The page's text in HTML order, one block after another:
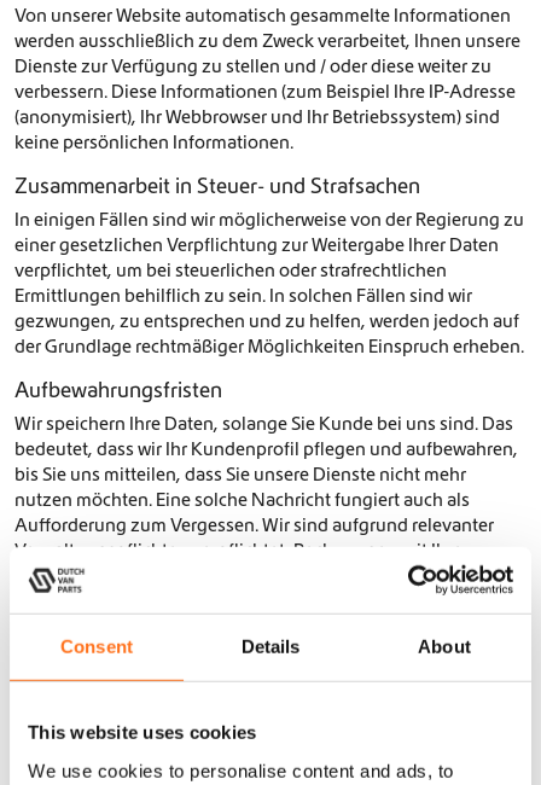
Consent Details About
This website uses cookies
We use cookies to personalise content and ads, to
Von unserer Website automatisch gesammelte Informationen
werden ausschließlich zu dem Zweck verarbeitet, Ihnen unsere
Dienste zur Verfügung zu stellen und / oder diese weiter zu
verbessern. Diese Informationen (zum Beispiel Ihre IP-Adresse
(anonymisiert), Ihr Webbrowser und Ihr Betriebssystem) sind
keine persönlichen Informationen.
Zusammenarbeit in Steuer- und Strafsachen
In einigen Fällen sind wir möglicherweise von der Regierung zu
einer gesetzlichen Verpflichtung zur Weitergabe Ihrer Daten
verpflichtet, um bei steuerlichen oder strafrechtlichen
Ermittlungen behilflich zu sein. In solchen Fällen sind wir
gezwungen, zu entsprechen und zu helfen, werden jedoch auf
der Grundlage rechtmäßiger Möglichkeiten Einspruch erheben.
Aufbewahrungsfristen
Wir speichern Ihre Daten, solange Sie Kunde bei uns sind. Das
bedeutet, dass wir Ihr Kundenprofil pflegen und aufbewahren,
bis Sie uns mitteilen, dass Sie unsere Dienste nicht mehr
nutzen möchten. Eine solche Nachricht fungiert auch als
Aufforderung zum Vergessen. Wir sind aufgrund relevanter
Verwaltungspflichten verpflichtet, Rechnungen mit Ihren
(persönlichen) Daten aufzubewahren, diese Daten werden
sicher aufbewahrt, solange die entsprechende Frist für diese
keinen Zugriff mehr auf Ihr Kundenprofil und alle Dokumente,
die aufgrund Ihres Auftrages oder Ihrer Aufgabe erstellt
Ihre Rechte